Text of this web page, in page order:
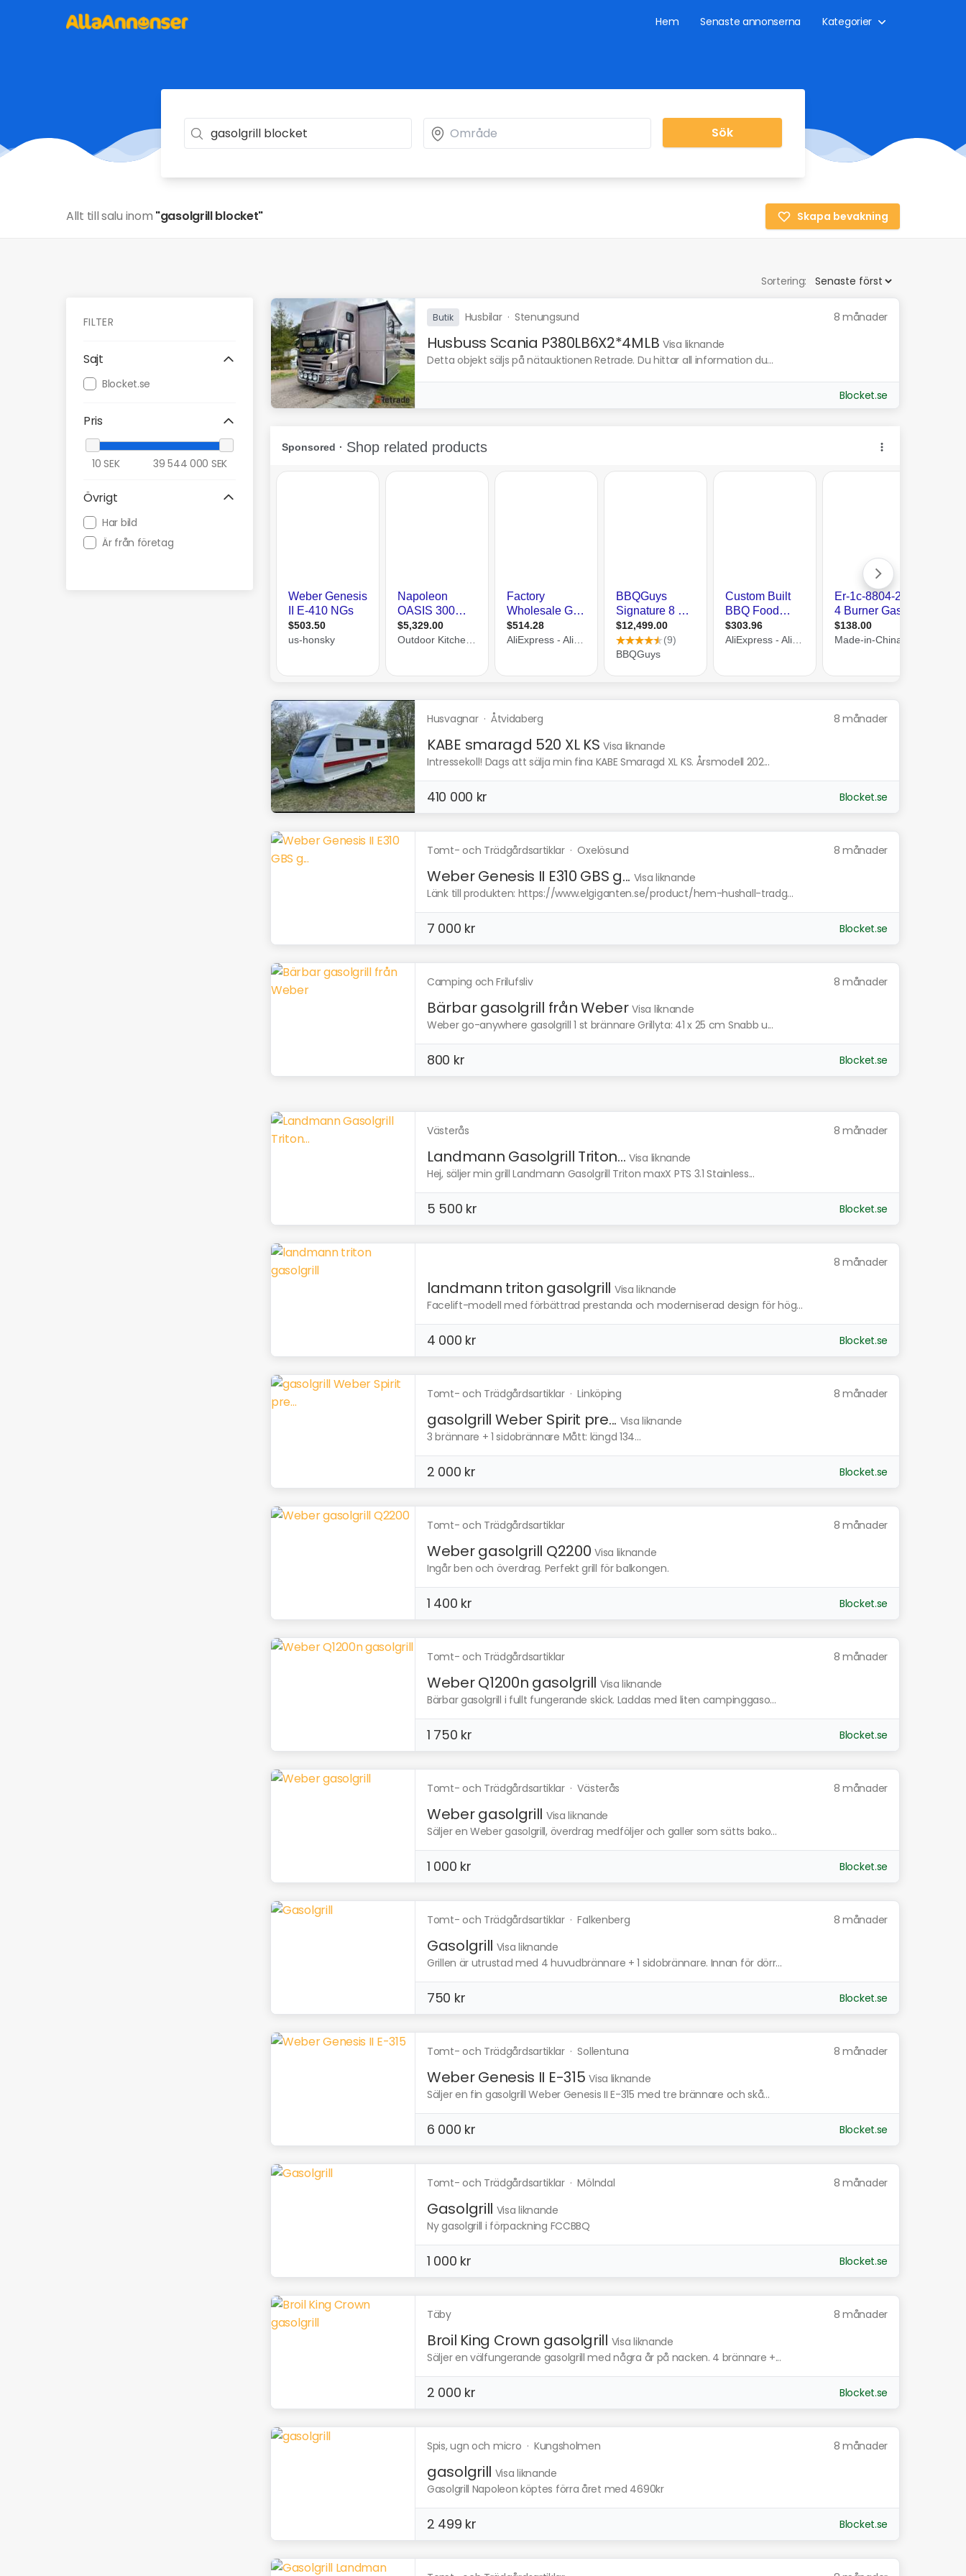
Hem Senaste annonserna Kategorier
Sök
Allt till salu inom "gasolgrill blocket" Skapa bevakning
Sortering:
FILTER
Sajt
Blocket.se
Pris
10 SEK 39 544 000 SEK
Övrigt
Har bild
Är från företag
Butik Husbilar· Stenungsund 8 månader
Husbuss Scania P380LB6X2*4MLB Visa liknande
Detta objekt säljs på nätauktionen Retrade. Du hittar all information du...
Blocket.se
Husvagnar· Åtvidaberg 8 månader
KABE smaragd 520 XL KS Visa liknande
Intressekoll! Dags att sälja min fina KABE Smaragd XL KS. Årsmodell 202...
410 000 kr Blocket.se
Tomt- och Trädgårdsartiklar·Oxelösund 8 månader
Weber Genesis II E310 GBS g... Visa liknande
Länk till produkten: https://www.elgiganten.se/product/hem-hushall-tradg...
7 000 kr Blocket.se
Camping och Frilufsliv 8 månader
Bärbar gasolgrill från Weber Visa liknande
Weber go-anywhere gasolgrill 1 st brännare Grillyta: 41 x 25 cm Snabb u...
800 kr Blocket.se
Västerås 8 månader
Landmann Gasolgrill Triton... Visa liknande
Hej, säljer min grill Landmann Gasolgrill Triton maxX PTS 3.1 Stainless...
5 500 kr Blocket.se
8 månader
landmann triton gasolgrill Visa liknande
Facelift-modell med förbättrad prestanda och moderniserad design för hög...
4 000 kr Blocket.se
Tomt- och Trädgårdsartiklar·Linköping 8 månader
gasolgrill Weber Spirit pre... Visa liknande
3 brännare + 1 sidobrännare Mått: längd 134...
2 000 kr Blocket.se
Tomt- och Trädgårdsartiklar 8 månader
Weber gasolgrill Q2200 Visa liknande
Ingår ben och överdrag. Perfekt grill för balkongen.
1 400 kr Blocket.se
Tomt- och Trädgårdsartiklar 8 månader
Weber Q1200n gasolgrill Visa liknande
Bärbar gasolgrill i fullt fungerande skick. Laddas med liten campinggaso...
1 750 kr Blocket.se
Tomt- och Trädgårdsartiklar·Västerås 8 månader
Weber gasolgrill Visa liknande
Säljer en Weber gasolgrill, överdrag medföljer och galler som sätts bako...
1 000 kr Blocket.se
Tomt- och Trädgårdsartiklar·Falkenberg 8 månader
Gasolgrill Visa liknande
Grillen är utrustad med 4 huvudbrännare + 1 sidobrännare. Innan för dörr...
750 kr Blocket.se
Tomt- och Trädgårdsartiklar·Sollentuna 8 månader
Weber Genesis II E-315 Visa liknande
Säljer en fin gasolgrill Weber Genesis II E-315 med tre brännare och skå...
6 000 kr Blocket.se
Tomt- och Trädgårdsartiklar·Mölndal 8 månader
Gasolgrill Visa liknande
Ny gasolgrill i förpackning FCCBBQ
1 000 kr Blocket.se
Täby 8 månader
Broil King Crown gasolgrill Visa liknande
Säljer en välfungerande gasolgrill med några år på nacken. 4 brännare +...
2 000 kr Blocket.se
Spis, ugn och micro · Kungsholmen 8 månader
gasolgrill Visa liknande
Gasolgrill Napoleon köptes förra året med 4690kr
2 499 kr Blocket.se